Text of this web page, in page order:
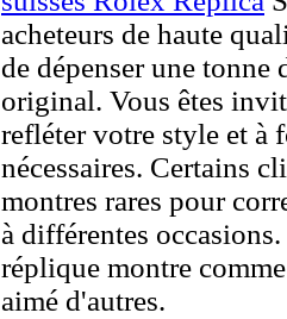
acheteurs de haute
de dépenser une
original. Vous êtes
refléter votre style et à
nécessaires. Certains
montres rares pour
à différentes
réplique montre
aimé d'autres.